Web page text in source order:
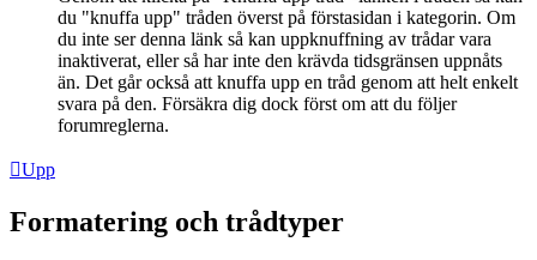
du "knuffa upp" tråden överst på förstasidan i kategorin. Om
du inte ser denna länk så kan uppknuffning av trådar vara
inaktiverat, eller så har inte den krävda tidsgränsen uppnåts
än. Det går också att knuffa upp en tråd genom att helt enkelt
svara på den. Försäkra dig dock först om att du följer
forumreglerna.
Upp
Formatering och trådtyper